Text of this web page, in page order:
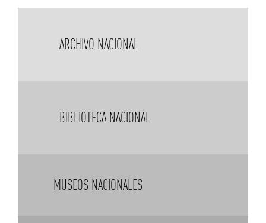
ARCHIVO NACIONAL
BIBLIOTECA NACIONAL
MUSEOS NACIONALES